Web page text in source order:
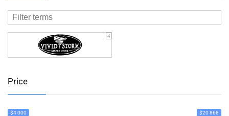
4
Price
$4 000 $20 868